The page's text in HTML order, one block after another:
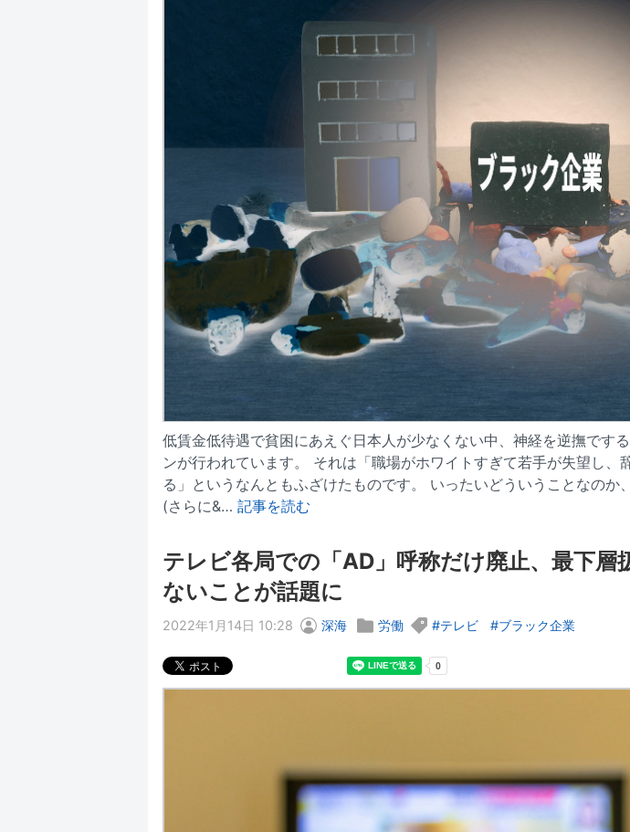
低賃金低待遇で貧困にあえぐ日本人が少なくない中、神経を逆撫です
ンが行われています。 それは「職場がホワイトすぎて若手が失望し、
る」というなんともふざけたものです。 いったいどういうことなのか
(さらに&… 記事を読む
テレビ各局での「AD」呼称だけ廃止、最下層
ないことが話題に
2022年1月14日 10:28 深海 労働 テレビ ブラック企業